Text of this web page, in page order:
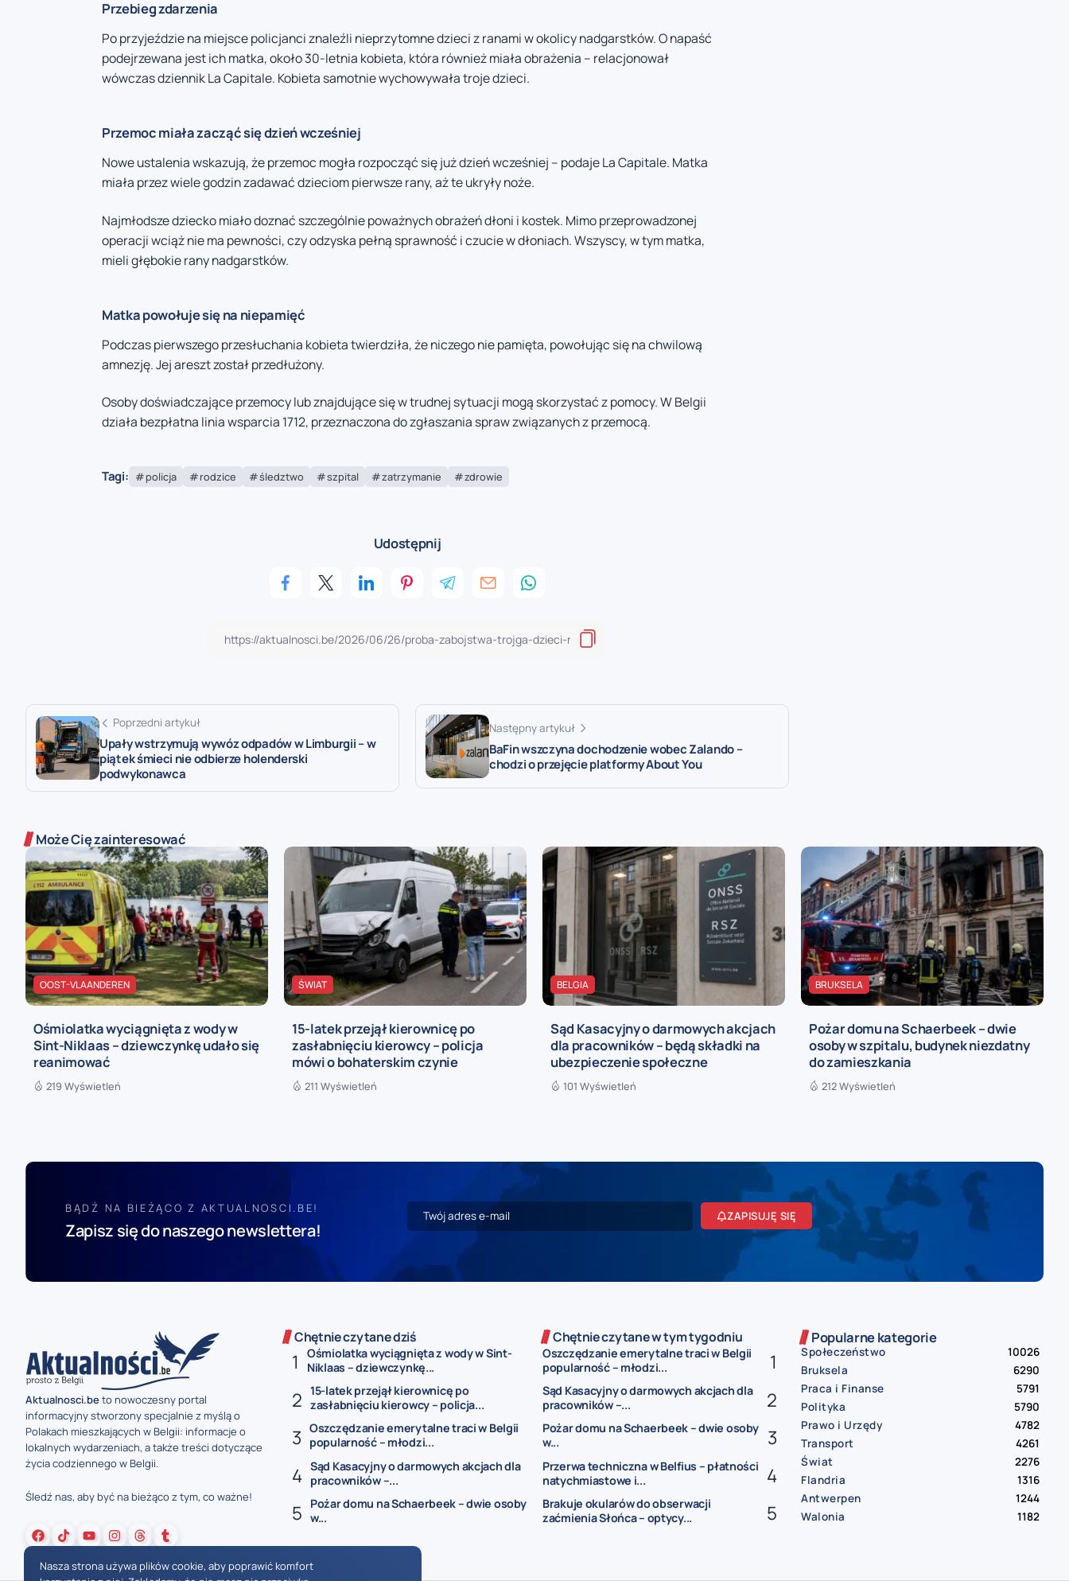
Przebieg zdarzenia
Po przyjeździe na miejsce policjanci znaleźli nieprzytomne dzieci z ranami w okolicy nadgarstków. O napaść
podejrzewana jest ich matka, około 30-letnia kobieta, która również miała obrażenia – relacjonował
wówczas dziennik La Capitale. Kobieta samotnie wychowywała troje dzieci.
Przemoc miała zacząć się dzień wcześniej
Nowe ustalenia wskazują, że przemoc mogła rozpocząć się już dzień wcześniej – podaje La Capitale. Matka
miała przez wiele godzin zadawać dzieciom pierwsze rany, aż te ukryły noże.
Najmłodsze dziecko miało doznać szczególnie poważnych obrażeń dłoni i kostek. Mimo przeprowadzonej
operacji wciąż nie ma pewności, czy odzyska pełną sprawność i czucie w dłoniach. Wszyscy, w tym matka,
mieli głębokie rany nadgarstków.
Matka powołuje się na niepamięć
Podczas pierwszego przesłuchania kobieta twierdziła, że niczego nie pamięta, powołując się na chwilową
amnezję. Jej areszt został przedłużony.
Osoby doświadczające przemocy lub znajdujące się w trudnej sytuacji mogą skorzystać z pomocy. W Belgii
działa bezpłatna linia wsparcia 1712, przeznaczona do zgłaszania spraw związanych z przemocą.
Tagi: policja rodzice śledztwo szpital zatrzymanie zdrowie
Udostępnij
Poprzedni artykuł
Upały wstrzymują wywóz odpadów w Limburgii – w
piątek śmieci nie odbierze holenderski
podwykonawca
Następny artykuł
BaFin wszczyna dochodzenie wobec Zalando –
chodzi o przejęcie platformy About You
Może Cię zainteresować
OOST-VLAANDEREN
Ośmiolatka wyciągnięta z wody w
Sint-Niklaas – dziewczynkę udało się
reanimować
219 Wyświetleń
ŚWIAT
15-latek przejął kierownicę po
zasłabnięciu kierowcy – policja
mówi o bohaterskim czynie
211 Wyświetleń
BELGIA
Sąd Kasacyjny o darmowych akcjach
dla pracowników – będą składki na
ubezpieczenie społeczne
101 Wyświetleń
BRUKSELA
Pożar domu na Schaerbeek – dwie
osoby w szpitalu, budynek niezdatny
do zamieszkania
212 Wyświetleń
BĄDŹ NA BIEŻĄCO Z AKTUALNOSCI.BE!
Zapisz się do naszego newslettera!
ZAPISUJĘ SIĘ
Aktualnosci.beto nowoczesny portal
informacyjny stworzony specjalnie z myślą o
Polakach mieszkających w Belgii: informacje o
lokalnych wydarzeniach, a także treści dotyczące
życia codziennego w Belgii.
Śledź nas, aby być na bieżąco z tym, co ważne!
Chętnie czytane dziś
Ośmiolatka wyciągnięta z wody w Sint-
Niklaas – dziewczynkę...
15-latek przejął kierownicę po
zasłabnięciu kierowcy – policja...
Oszczędzanie emerytalne traci w Belgii
popularność – młodzi...
Sąd Kasacyjny o darmowych akcjach dla
pracowników –...
Pożar domu na Schaerbeek – dwie osoby
w...
Chętnie czytane w tym tygodniu
Oszczędzanie emerytalne traci w Belgii
popularność – młodzi...
Sąd Kasacyjny o darmowych akcjach dla
pracowników –...
Pożar domu na Schaerbeek – dwie osoby
w...
Przerwa techniczna w Belfius – płatności
natychmiastowe i...
Brakuje okularów do obserwacji
zaćmienia Słońca – optycy...
Popularne kategorie
Społeczeństwo
10026
Bruksela
6290
Praca i Finanse
5791
Polityka
5790
Prawo i Urzędy
4782
Transport
4261
Świat
2276
Flandria
1316
Antwerpen
1244
Walonia
1182
Nasza strona używa plików cookie, aby poprawić komfort